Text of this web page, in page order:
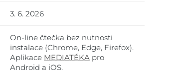
3. 6. 2026
On-line čtečka bez nutnosti
instalace (Chrome, Edge, Firefox).
Aplikace MEDIATÉKA pro
Android a iOS.